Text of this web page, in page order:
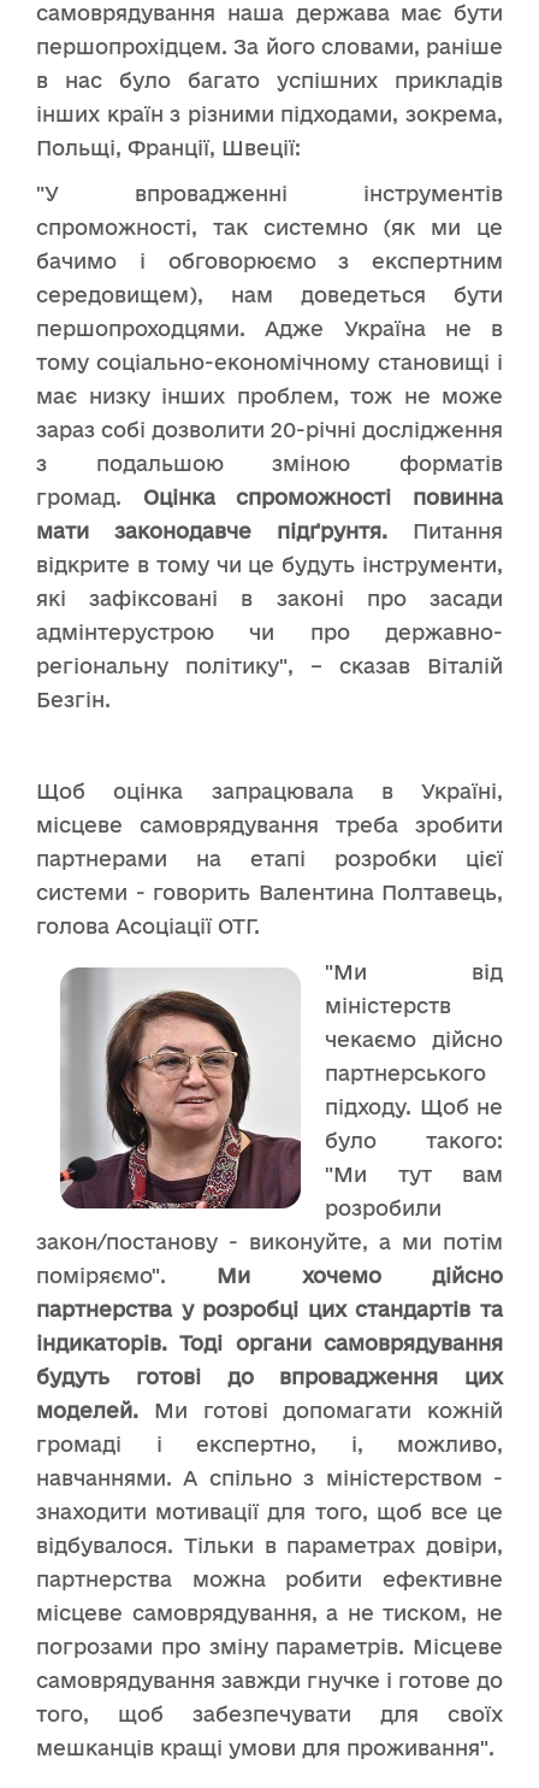
самоврядування наша держава має бути
першопрохідцем. За його словами, раніше
в нас було багато успішних прикладів
інших країн з різними підходами, зокрема,
Польщі, Франції, Швеції:
"У впровадженні інструментів
спроможності, так системно (як ми це
бачимо і обговорюємо з експертним
середовищем), нам доведеться бути
першопроходцями. Адже Україна не в
тому соціально-економічному становищі і
має низку інших проблем, тож не може
зараз собі дозволити 20-річні дослідження
з подальшою зміною форматів
громад. Оцінка спроможності повинна
мати законодавче підґрунтя. Питання
відкрите в тому чи це будуть інструменти,
які зафіксовані в законі про засади
адмінтерустрою чи про державно-
регіональну політику", – сказав Віталій
Безгін.
Щоб оцінка запрацювала в Україні,
місцеве самоврядування треба зробити
партнерами на етапі розробки цієї
системи - говорить Валентина Полтавець,
голова Асоціації ОТГ.
"Ми від
міністерств
чекаємо дійсно
партнерського
підходу. Щоб не
було такого:
"Ми тут вам
розробили
закон/постанову - виконуйте, а ми потім
поміряємо". Ми хочемо дійсно
партнерства у розробці цих стандартів та
індикаторів. Тоді органи самоврядування
будуть готові до впровадження цих
моделей. Ми готові допомагати кожній
громаді і експертно, і, можливо,
навчаннями. А спільно з міністерством -
знаходити мотивації для того, щоб все це
відбувалося. Тільки в параметрах довіри,
партнерства можна робити ефективне
місцеве самоврядування, а не тиском, не
погрозами про зміну параметрів. Місцеве
самоврядування завжди гнучке і готове до
того, щоб забезпечувати для своїх
мешканців кращі умови для проживання".